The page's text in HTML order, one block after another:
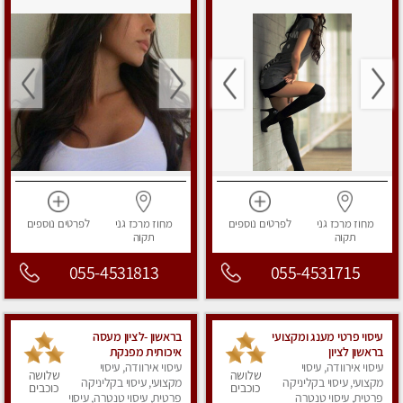
מחוז מרכז גני
תקוה
לפרטים נוספים
055-4531715
מחוז מרכז גני
תקוה
לפרטים נוספים
055-4531813
עיסוי פרטי מענג ומקצועי
בראשון לציון
עיסוי אירוודה, עיסוי
מקצועי, עיסוי בקליניקה
פרטית, עיסוי טנטרה
שלושה
כוכבים
בראשון -לציון מעסה
איכותית מפנקת
ומקצועית מאוד -ללא מין
עיסוי אירוודה, עיסוי
מקצועי, עיסוי בקליניקה
פרטית, עיסוי טנטרה, עיסוי
שלושה
כוכבים